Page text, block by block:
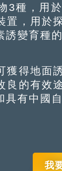
3種，用
置，用於
變育種的
得地面誘
良的有效
有中國
我